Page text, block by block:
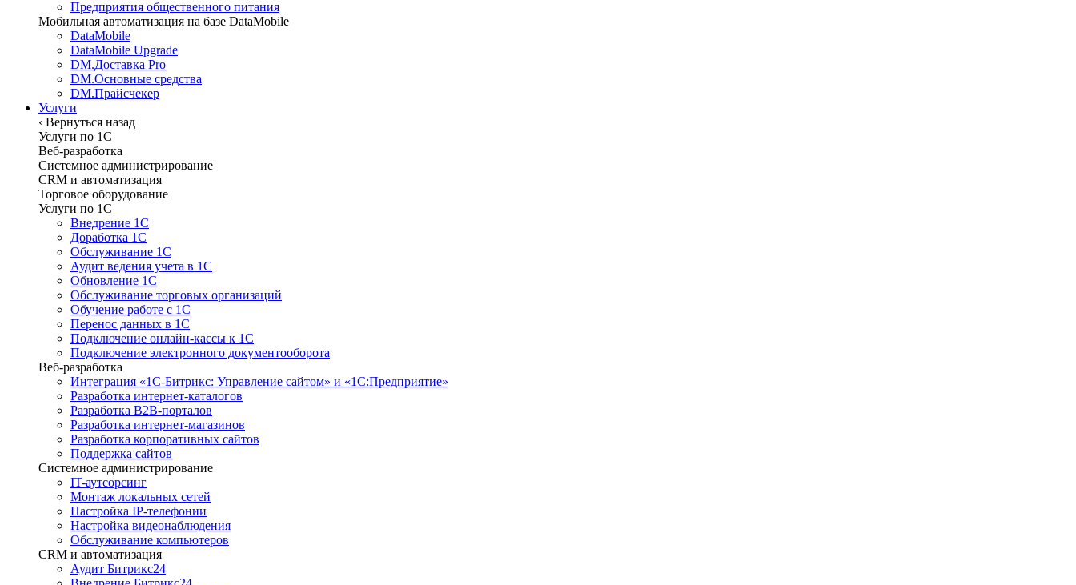
Предприятия общественного питания
Мобильная автоматизация на базе DataMobile
DataMobile
DataMobile Upgrade
DM.Доставка Pro
DM.Основные средства
DM.Прайсчекер
Услуги
‹ Вернуться назад
Услуги по 1С
Веб-разработка
Системное администрирование
CRM и автоматизация
Торговое оборудование
Услуги по 1С
Внедрение 1С
Доработка 1С
Обслуживание 1С
Аудит ведения учета в 1С
Обновление 1С
Обслуживание торговых организаций
Обучение работе с 1С
Перенос данных в 1С
Подключение онлайн-кассы к 1С
Подключение электронного документооборота
Веб-разработка
Интеграция «1С-Битрикс: Управление сайтом» и «1С:Предприятие»
Разработка интернет-каталогов
Разработка B2B-порталов
Разработка интернет-магазинов
Разработка корпоративных сайтов
Поддержка сайтов
Системное администрирование
IT-аутсорсинг
Монтаж локальных сетей
Настройка IP-телефонии
Настройка видеонаблюдения
Обслуживание компьютеров
CRM и автоматизация
Аудит Битрикс24